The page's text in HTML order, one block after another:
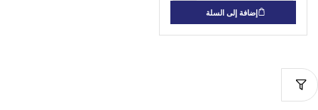
إضافة إلى السلة